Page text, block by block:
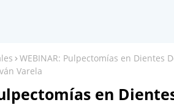
WEBINAR: Pulpectomías en Dientes
Varela
en